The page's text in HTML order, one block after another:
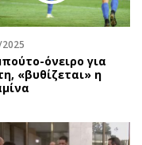
όνειρο για
«βυθίζεται» η